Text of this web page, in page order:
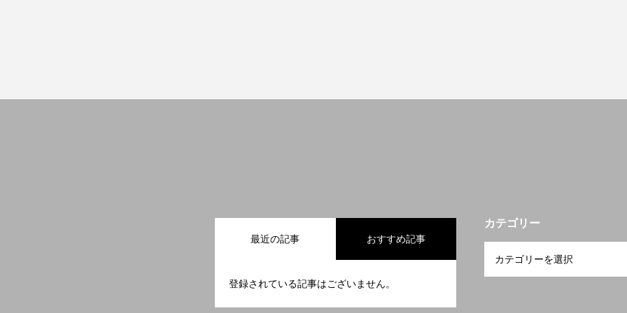
最近の記事 おすすめ記事
登録されている記事はございません。
カテゴリー